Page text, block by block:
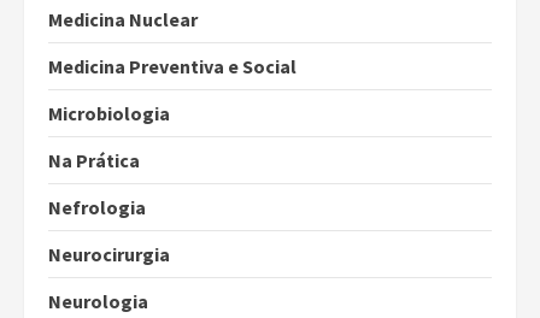
Medicina Nuclear
Medicina Preventiva e Social
Microbiologia
Na Prática
Nefrologia
Neurocirurgia
Neurologia